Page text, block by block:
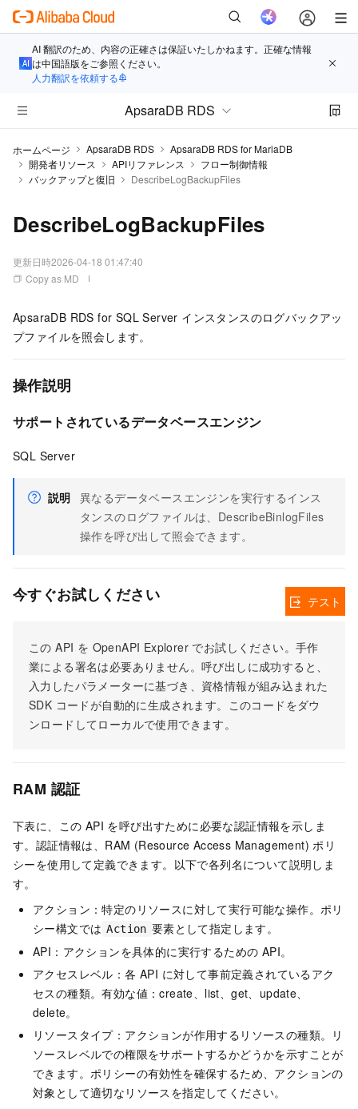
AI 翻訳のため、内容の正確さは保証いたしかねます。正確な情報
は中国語版をご参照ください。
人力翻訳を依頼する
ApsaraDB RDS
ホームページ ApsaraDB RDS
ApsaraDB RDS for MariaDB
開発者リソース
APIリファレンス
フロー制御情報
バックアップと復旧
DescribeLogBackupFiles
DescribeLogBackupFiles
更新日時2026-04-18 01:47:40
Copy as MD
ApsaraDB RDS for SQL Server インスタンスのログバックアッ
プファイルを照会します。
操作説明
サポートされているデータベースエンジン
SQL Server
説明 異なるデータベースエンジンを実行するインス
タンスのログファイルは、DescribeBinlogFiles
操作を呼び出して照会できます。
今すぐお試しください
この API を OpenAPI Explorer でお試しください。手作
業による署名は必要ありません。呼び出しに成功すると、
入力したパラメーターに基づき、資格情報が組み込まれた
SDK コードが自動的に生成されます。このコードをダウ
ンロードしてローカルで使用できます。
テスト
RAM 認証
下表に、この API を呼び出すために必要な認証情報を示しま
す。認証情報は、RAM (Resource Access Management) ポリ
シーを使用して定義できます。以下で各列名について説明しま
す。
アクション：特定のリソースに対して実行可能な操作。ポリ
シー構文では Action 要素として指定します。
API：アクションを具体的に実行するための API。
アクセスレベル：各 API に対して事前定義されているアク
セスの種類。有効な値：create、list、get、update、
delete。
リソースタイプ：アクションが作用するリソースの種類。リ
ソースレベルでの権限をサポートするかどうかを示すことが
できます。ポリシーの有効性を確保するため、アクションの
対象として適切なリソースを指定してください。